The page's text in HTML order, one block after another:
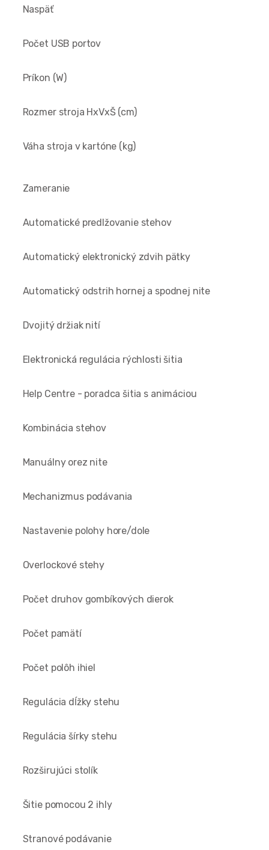
Naspäť
Počet USB portov
Príkon (W)
Rozmer stroja HxVxŠ (cm)
Váha stroja v kartóne (kg)
Zameranie
Automatické predlžovanie stehov
Automatický elektronický zdvih pätky
Automatický odstrih hornej a spodnej nite
Dvojitý držiak nití
Elektronická regulácia rýchlosti šitia
Help Centre - poradca šitia s animáciou
Kombinácia stehov
Manuálny orez nite
Mechanizmus podávania
Nastavenie polohy hore/dole
Overlockové stehy
Počet druhov gombíkových dierok
Počet pamätí
Počet polôh ihiel
Regulácia dĺžky stehu
Regulácia šírky stehu
Rozširujúci stolík
Šitie pomocou 2 ihly
Stranové podávanie